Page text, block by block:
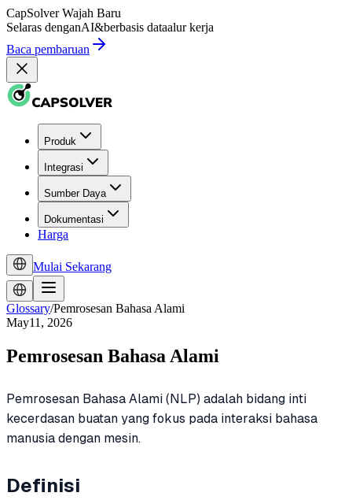
CapSolver Wajah Baru
Selaras denganAI&berbasis dataalur kerja
Baca pembaruan
Produk
Integrasi
Sumber Daya
Dokumentasi
Harga
Mulai Sekarang
Glossary/Pemrosesan Bahasa Alami
May11, 2026
Pemrosesan Bahasa Alami
Pemrosesan Bahasa Alami (NLP) adalah bidang inti
kecerdasan buatan yang fokus pada interaksi bahasa
manusia dengan mesin.
Definisi